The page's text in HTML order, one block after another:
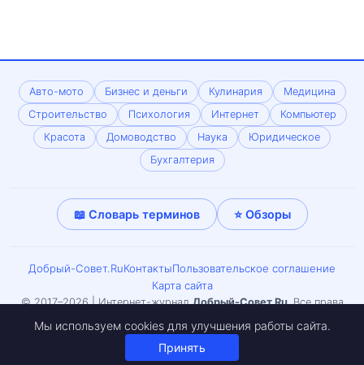
Авто-мото Бизнес и деньги Кулинария
Медицина
Строительство
Психология Интернет
Компьютер
Красота
Домоводство Наука
Юридическое
Бухгалтерия
📖 Словарь терминов ⭐ Обзоры
Добрый-Совет.RuКонтактыПользовательское соглашение
Карта сайта
© 2017–2026 | Интернет-журналДобрый-Совет.Ru. Все права
согласия редакции. Может встречаться материал 18+.
Мы используем cookies для улучшения работы сайта.
Принять